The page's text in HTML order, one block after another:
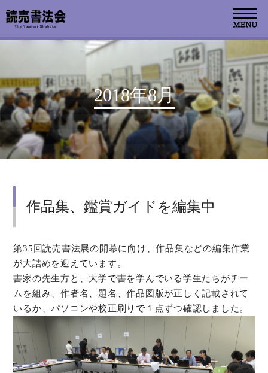
2018年8月
作品集、鑑賞ガイドを編集中
第35回読売書法展の開幕に向け、作品集などの編集作業
が大詰めを迎えています。
書家の先生方と、大学で書を学んでいる学生たちがチー
ムを組み、作者名、題名、作品図版が正しく記載されて
いるか、パソコンや校正刷りで１点ずつ確認しました。
お知らせ
読売書法会について
読売書法展
関連書道展
デジタルアーカイブ
オンラインショップ
お問い合わせ